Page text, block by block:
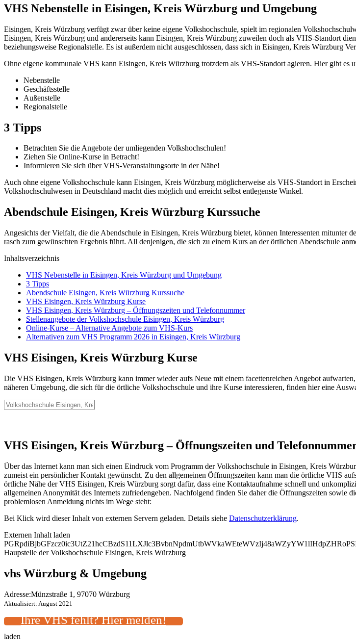
VHS Nebenstelle in Eisingen, Kreis Würzburg und Umgebung
Eisingen, Kreis Würzburg verfügt zwar über keine eigene Volkshochschule, spielt im regionalen
Eisingen, Kreis Würzburg und andererseits kann Eisingen, Kreis Würzburg zuweilen doch als VHS-Standort
beziehungsweise Regionalstelle. Es ist außerdem nicht ausgeschlossen, dass sich in Eisingen, Kreis Würzburg
Ohne eigene kommunale VHS kann Eisingen, Kreis Würzburg trotzdem als VHS-Standort agieren. Hier gibt es
Nebenstelle
Geschäftsstelle
Außenstelle
Regionalstelle
3 Tipps
Betrachten Sie die Angebote der umliegenden Volkshochschulen!
Ziehen Sie Online-Kurse in Betracht!
Informieren Sie sich über VHS-Veranstaltungsorte in der Nähe!
Auch ohne eigene Volkshochschule kann Eisingen, Kreis Würzburg möglicherweise als VHS-Standort in
Volkshochschulwesen in Deutschland macht dies möglich und erreicht selbst entlegenste Winkel.
Abendschule Eisingen, Kreis Würzburg Kurssuche
Angesichts der Vielfalt, die die Abendschule in Eisingen, Kreis Würzburg bietet, können Interessenten
rasch zum gewünschten Ergebnis führt. All denjenigen, die sich zu einem Kurs an der örtlichen Abendschule
Inhaltsverzeichnis
VHS Nebenstelle in Eisingen, Kreis Würzburg und Umgebung
3 Tipps
Abendschule Eisingen, Kreis Würzburg Kurssuche
VHS Eisingen, Kreis Würzburg Kurse
VHS Eisingen, Kreis Würzburg – Öffnungszeiten und Telefonnummer
Stellenangebote der Volkshochschule Eisingen, Kreis Würzburg
Online-Kurse – Alternative Angebote zum VHS-Kurs
Alternativen zum VHS Programm 2026 in Eisingen, Kreis Würzburg
VHS Eisingen, Kreis Würzburg Kurse
Die VHS Eisingen, Kreis Würzburg kann immer wieder aufs Neue mit einem facettenreichen Angebot
näheren Umgebung, die sich für die örtliche Volkshochschule und ihre Kurse interessieren, finden hier eine
VHS Eisingen, Kreis Würzburg – Öffnungszeiten und
Über das Internet kann man sich einen Eindruck vom Programm der Volkshochschule in Eisingen, Kreis
zumeist ein persönlicher Kontakt gewünscht. Zu den allgemeinen Öffnungszeiten kann man die örtliche VHS
örtliche Nähe der VHS Eisingen, Kreis Würzburg sorgt dafür, dass eine Kontaktaufnahme schnell und
allgemeinen Anonymität des Internets zufriedengeben. Nachfolgend finden Sie daher die Öffnungszeiten sowie
problemlosen Anmeldung nichts im Wege steht:
Bei Klick wird dieser Inhalt von externen Servern geladen. Details siehe Datenschutzerklärung.
Externen Inhalt laden
Haupstelle der Volkshochschule Eisingen, Kreis Würzburg
vhs Würzburg & Umgebung
Adresse:Münzstraße 1, 97070 Würzburg
Aktualisiert: August 2021
Ihre VHS fehlt? Hier melden!
laden